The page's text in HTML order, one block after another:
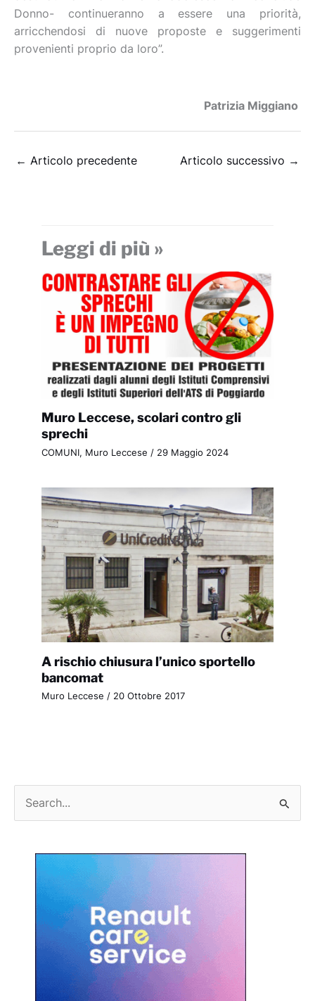
Donno- continueranno a essere una priorità,
arricchendosi di nuove proposte e suggerimenti
provenienti proprio da loro”.
Patrizia Miggiano
← Articolo precedente Articolo successivo →
Leggi di più »
Muro Leccese, scolari contro gli
sprechi
COMUNI, Muro Leccese / 29 Maggio 2024
A rischio chiusura l’unico sportello
bancomat
Muro Leccese / 20 Ottobre 2017